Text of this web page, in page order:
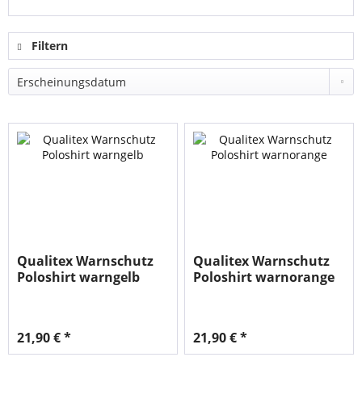
Filtern
Qualitex Warnschutz
Poloshirt warngelb
21,90 € *
Qualitex Warnschutz
Poloshirt warnorange
21,90 € *